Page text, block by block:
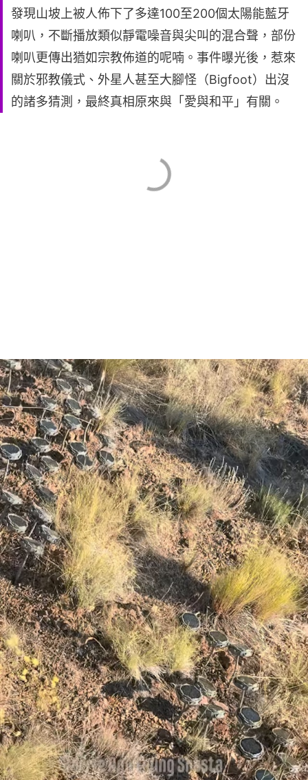
發現山坡上被人佈下了多達100至200個太陽能藍牙
喇叭，不斷播放類似靜電噪音與尖叫的混合聲，部份
喇叭更傳出猶如宗教佈道的呢喃。事件曝光後，惹來
關於邪教儀式、外星人甚至大腳怪（Bigfoot）出沒
的諸多猜測，最終真相原來與「愛與和平」有關。